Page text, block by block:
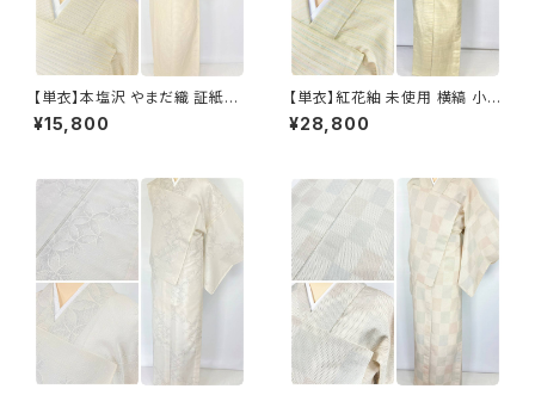
【単衣】本塩沢 やまだ織 証紙付
き 横縞 小紋 正絹 クリーム色 1
350
¥15,800
【単衣】紅花紬 未使用 横縞 小
紋 正絹 黄緑 青 ピンク 薄柳 13
22
¥28,800